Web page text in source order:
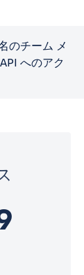
のチーム メ
へのアク